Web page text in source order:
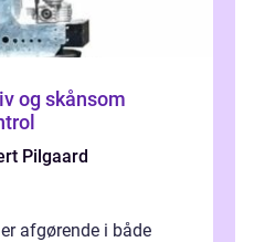
Pilgaard
afgørende i både